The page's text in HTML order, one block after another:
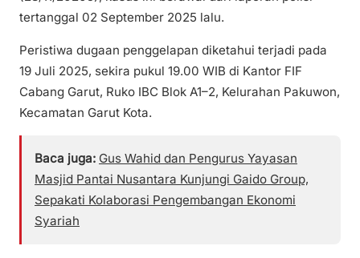
tertanggal 02 September 2025 lalu.
Peristiwa dugaan penggelapan diketahui terjadi pada
19 Juli 2025, sekira pukul 19.00 WIB di Kantor FIF
Cabang Garut, Ruko IBC Blok A1–2, Kelurahan Pakuwon,
Kecamatan Garut Kota.
Baca juga: Gus Wahid dan Pengurus Yayasan
Masjid Pantai Nusantara Kunjungi Gaido Group,
Sepakati Kolaborasi Pengembangan Ekonomi
Syariah